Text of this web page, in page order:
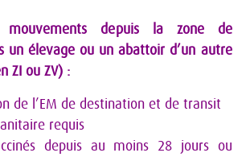
mouvements depuis la zone de
un élevage ou un abattoir d’un autre
ZI ou ZV) :
de l’EM de destination et de transit
requis
depuis au moins 28 jours ou